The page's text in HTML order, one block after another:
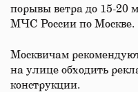
порывы ветра до 15-20
МЧС России по Москве.
Москвичам
на улице обходить
конструкции.